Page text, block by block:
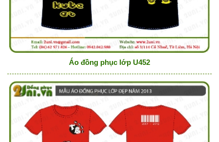
Áo đồng phục lớp U452